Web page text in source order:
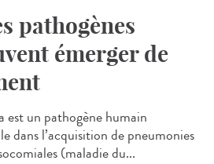
pathogènes
émerger de
est un pathogène humain
dans l’acquisition de pneumonies
(maladie du...